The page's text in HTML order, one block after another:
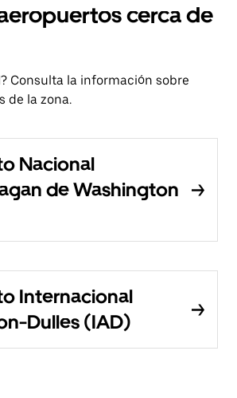
cerca de
Consulta la información sobre
de la zona.
Nacional
de Washington
Internacional
Dulles (IAD)